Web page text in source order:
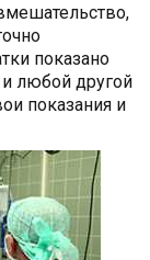
показано
любой другой
показания и